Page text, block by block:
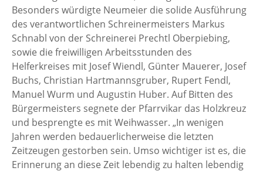
Besonders würdigte Neumeier die solide Ausführung
des verantwortlichen Schreinermeisters Markus
Schnabl von der Schreinerei Prechtl Oberpiebing,
sowie die freiwilligen Arbeitsstunden des
Helferkreises mit Josef Wiendl, Günter Mauerer, Josef
Buchs, Christian Hartmannsgruber, Rupert Fendl,
Manuel Wurm und Augustin Huber. Auf Bitten des
Bürgermeisters segnete der Pfarrvikar das Holzkreuz
und besprengte es mit Weihwasser. „In wenigen
Jahren werden bedauerlicherweise die letzten
Zeitzeugen gestorben sein. Umso wichtiger ist es, die
Erinnerung an diese Zeit lebendig zu halten lebendig